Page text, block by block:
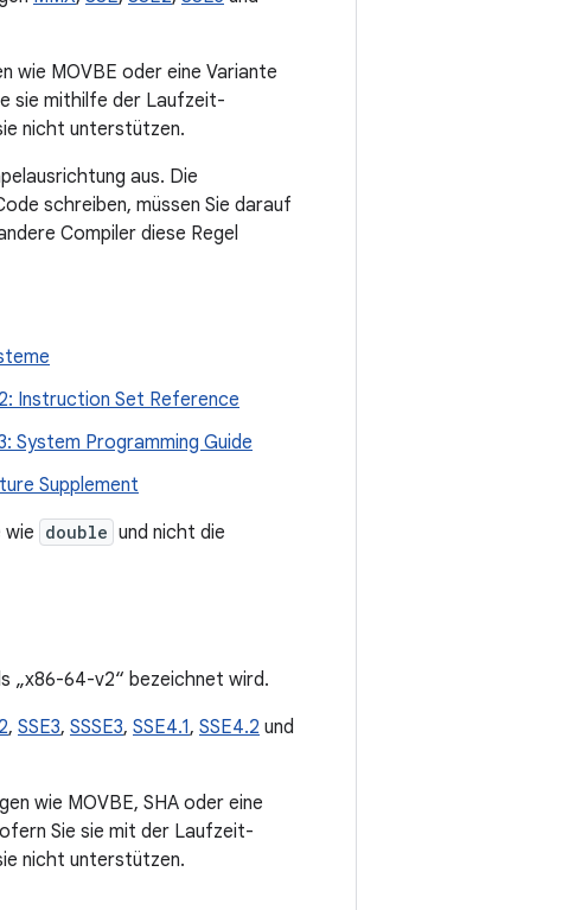
wie MOVBE oder eine Variante
sie mithilfe der Laufzeit-
nicht unterstützen.
aus. Die
schreiben, müssen Sie darauf
Compiler diese Regel
Instruction Set Reference
System Programming Guide
Supplement
wie double und nicht die
„x86-64-v2“ bezeichnet wird.
, SSE3, SSSE3, SSE4.1, SSE4.2 und
wie MOVBE, SHA oder eine
Sie sie mit der Laufzeit-
nicht unterstützen.